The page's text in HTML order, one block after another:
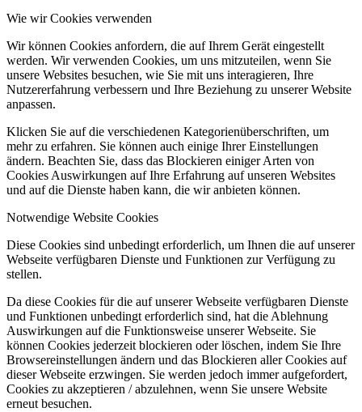
Wie wir Cookies verwenden
Wir können Cookies anfordern, die auf Ihrem Gerät eingestellt
werden. Wir verwenden Cookies, um uns mitzuteilen, wenn Sie
unsere Websites besuchen, wie Sie mit uns interagieren, Ihre
Nutzererfahrung verbessern und Ihre Beziehung zu unserer Website
anpassen.
Klicken Sie auf die verschiedenen Kategorienüberschriften, um
mehr zu erfahren. Sie können auch einige Ihrer Einstellungen
ändern. Beachten Sie, dass das Blockieren einiger Arten von
Cookies Auswirkungen auf Ihre Erfahrung auf unseren Websites
und auf die Dienste haben kann, die wir anbieten können.
Notwendige Website Cookies
Diese Cookies sind unbedingt erforderlich, um Ihnen die auf unserer
Webseite verfügbaren Dienste und Funktionen zur Verfügung zu
stellen.
Da diese Cookies für die auf unserer Webseite verfügbaren Dienste
und Funktionen unbedingt erforderlich sind, hat die Ablehnung
Auswirkungen auf die Funktionsweise unserer Webseite. Sie
können Cookies jederzeit blockieren oder löschen, indem Sie Ihre
Browsereinstellungen ändern und das Blockieren aller Cookies auf
dieser Webseite erzwingen. Sie werden jedoch immer aufgefordert,
Cookies zu akzeptieren / abzulehnen, wenn Sie unsere Website
erneut besuchen.